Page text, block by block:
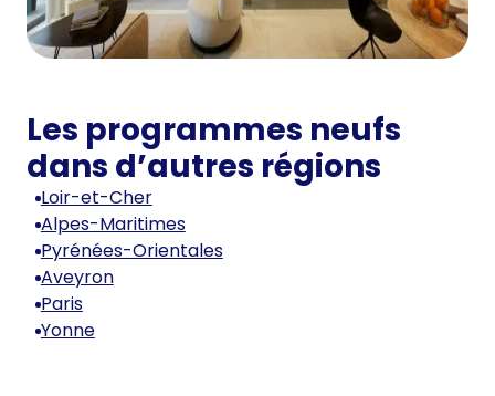
Les programmes neufs
dans d’autres régions
Loir-et-Cher
Alpes-Maritimes
Pyrénées-Orientales
Aveyron
Paris
Yonne